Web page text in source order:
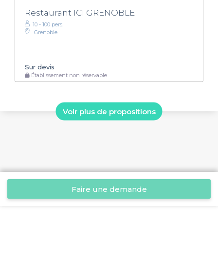
Restaurant ICI GRENOBLE
10 - 100 pers.
Grenoble
Sur devis
Établissement non réservable
Voir plus de propositions
Faire une demande